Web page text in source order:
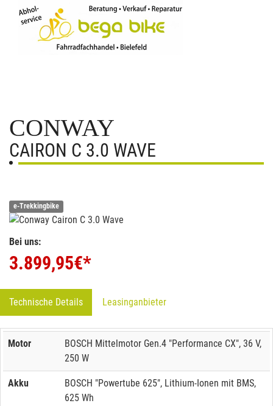
CONWAY
CAIRON C 3.0 WAVE
e-Trekkingbike
Bei uns:
3.899,95€*
Technische Details Leasinganbieter
Motor
BOSCH Mittelmotor Gen.4 "Performance CX", 36 V,
250 W
Akku
BOSCH "Powertube 625", Lithium-Ionen mit BMS,
625 Wh